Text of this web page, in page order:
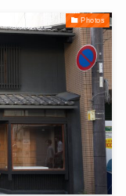
Photos